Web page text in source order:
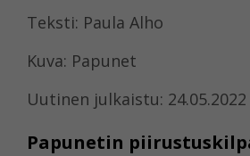
Teksti: Paula Alho
Kuva: Papunet
Uutinen julkaistu: 24.05.2022
Papunetin